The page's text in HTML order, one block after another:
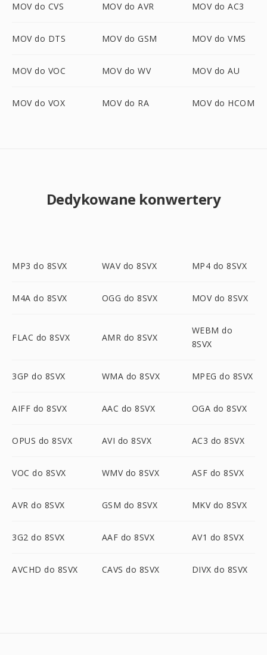
MOV do CVS MOV do AVR MOV do AC3
MOV do DTS MOV do GSM MOV do VMS
MOV do VOC MOV do WV MOV do AU
MOV do VOX MOV do RA MOV do HCOM
Dedykowane konwertery
MP3 do 8SVX WAV do 8SVX MP4 do 8SVX
M4A do 8SVX OGG do 8SVX MOV do 8SVX
FLAC do 8SVX AMR do 8SVX
WEBM do
8SVX
3GP do 8SVX WMA do 8SVX MPEG do 8SVX
AIFF do 8SVX AAC do 8SVX OGA do 8SVX
OPUS do 8SVX AVI do 8SVX AC3 do 8SVX
VOC do 8SVX WMV do 8SVX ASF do 8SVX
AVR do 8SVX GSM do 8SVX MKV do 8SVX
3G2 do 8SVX AAF do 8SVX AV1 do 8SVX
AVCHD do 8SVX CAVS do 8SVX DIVX do 8SVX